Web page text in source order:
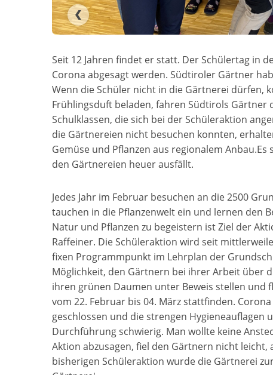
Seit 12 Jahren findet er statt. Der Schülertag in
Corona abgesagt werden. Südtiroler Gärtner
Wenn die Schüler nicht in die Gärtnerei dürfen,
Frühlingsduft beladen, fahren Südtirols Gärtner
Schulklassen, die sich bei der Schüleraktion
die Gärtnereien nicht besuchen konnten,
Gemüse und Pflanzen aus regionalem
den Gärtnereien heuer ausfällt.
Jedes Jahr im Februar besuchen an die 2500
tauchen in die Pflanzenwelt ein und lernen den
Natur und Pflanzen zu begeistern ist Ziel der
Raffeiner. Die Schüleraktion wird seit
fixen Programmpunkt im Lehrplan der
Möglichkeit, den Gärtnern bei ihrer Arbeit über
ihren grünen Daumen unter Beweis stellen
vom 22. Februar bis 04. März stattfinden.
geschlossen und die strengen
Durchführung schwierig. Man wollte keine
Aktion abzusagen, fiel den Gärtnern nicht
bisherigen Schüleraktion wurde die Gärtnerei